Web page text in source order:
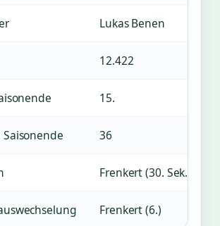
Lukas Benen
12.422
15.
36
Frenkert (30. Sek.)
Frenkert (6.)